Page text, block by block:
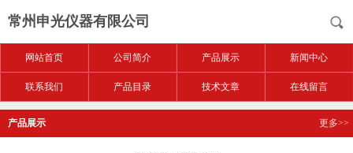
常州申光仪器有限公司
网站首页 公司简介 产品展示 新闻中心
联系我们 产品目录 技术文章 在线留言
产品展示 更多>>